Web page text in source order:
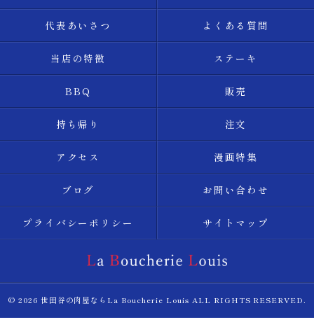
代表あいさつ よくある質問
当店の特徴 ステーキ
BBQ 販売
持ち帰り 注文
アクセス 漫画特集
ブログ お問い合わせ
プライバシーポリシー サイトマップ
© 2026 世田谷の肉屋ならLa Boucherie Louis ALL RIGHTS RESERVED.